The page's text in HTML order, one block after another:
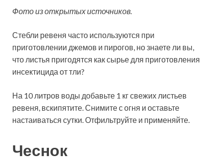
Фото из открытых источников.
Стебли ревеня часто используются при
приготовлении джемов и пирогов, но знаете ли вы,
что листья пригодятся как сырье для приготовления
инсектицида от тли?
На 10 литров воды добавьте 1 кг свежих листьев
ревеня, вскипятите. Снимите с огня и оставьте
настаиваться сутки. Отфильтруйте и применяйте.
Чеснок